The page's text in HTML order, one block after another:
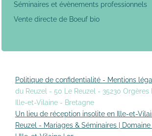
Séminaires et évènements professionnels
Vente directe de Boeuf bio
Politique de confidentialité - Mentions
du Reuzel - 50 Le Reuzel - 35230 Orgères
Ille-et-Vilaine - Bretagne
Un lieu de réception insolite en Ille-et-
Reuzel - Mariages & Séminaires |